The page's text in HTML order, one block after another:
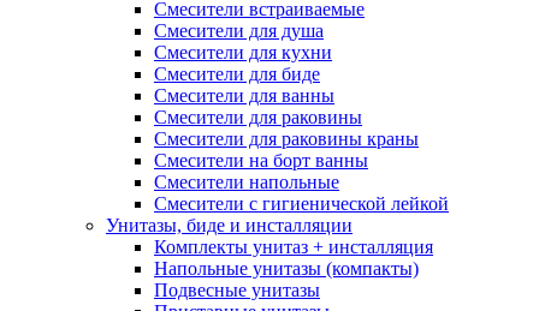
Смесители встраиваемые
Смесители для душа
Смесители для кухни
Смесители для биде
Смесители для ванны
Смесители для раковины
Смесители для раковины краны
Смесители на борт ванны
Смесители напольные
Смесители с гигиенической лейкой
Унитазы, биде и инсталляции
Комплекты унитаз + инсталляция
Напольные унитазы (компакты)
Подвесные унитазы